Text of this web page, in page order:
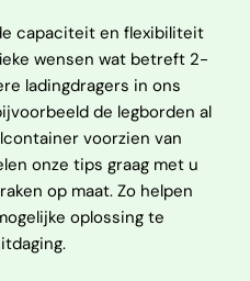
capaciteit en flexibiliteit
wensen wat betreft 2-
ladingdragers in ons
de legborden al
voorzien van
onze tips graag met u
op maat. Zo helpen
oplossing te